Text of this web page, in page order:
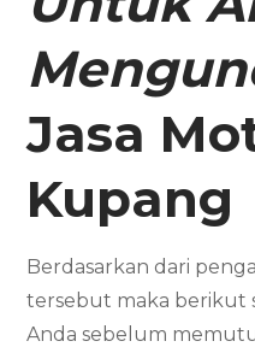
Jasa
Kupang
Berdasarkan dari
tersebut maka berikut
Anda sebelum